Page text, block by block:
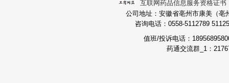
互联网药品信息服务资格证
公司地址：安徽省亳州市康美（
咨询电话：0558-5112789
值班/投诉电话：
药通交流群_1：